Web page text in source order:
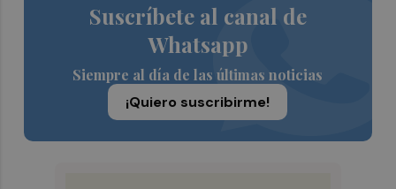
Suscríbete al canal de
Whatsapp
Siempre al día de las últimas noticias
¡Quiero suscribirme!